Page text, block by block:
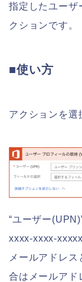
指定したユーザ
クションです。
■使い方
アクションを選
“ユーザー
xxxx-xxxx-
メールアドレ
合はメールアド